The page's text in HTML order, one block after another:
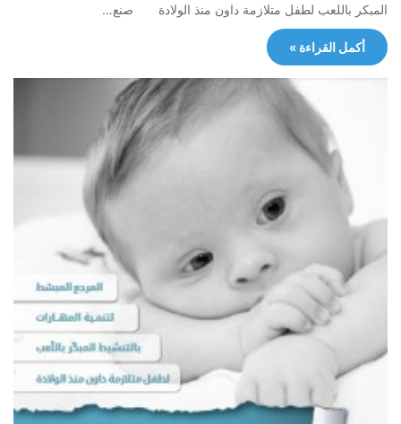
المبكر باللعب لطفل متلازمة داون منذ الولادة صنع…
أكمل القراءة »